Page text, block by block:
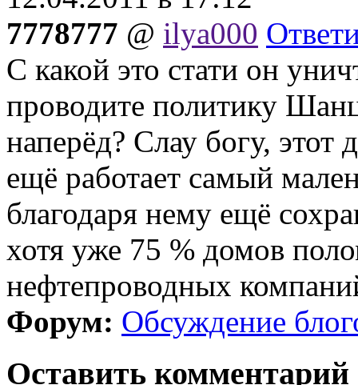
7778777 @ ilya000
С какой это стати он
проводите политику
наперёд? Слау богу, этот
ещё работает самый
благодаря нему ещё
хотя уже 75 % домов
нефтепроводных
Форум: Обсуждение
Оставить комментарий